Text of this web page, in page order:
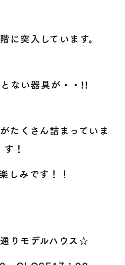
に突入しています。
ない器具が・・!!
たくさん詰まっていま
す！
しみです！！
りモデルハウス☆